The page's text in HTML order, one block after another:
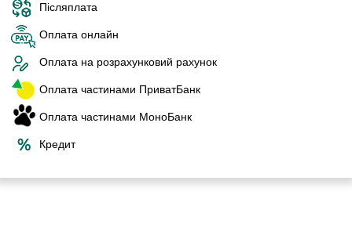
Післяплата
Оплата онлайн
Оплата на розрахунковий рахунок
Оплата частинами ПриватБанк
Оплата частинами МоноБанк
Кредит